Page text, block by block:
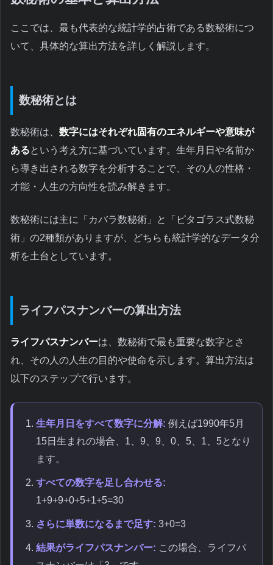
ここでは、最も代表的な統計学的占術である数秘術につ
いて、具体的な算出方法を詳しく解説します。
数秘術とは
数秘術は、 数字にはそれぞれ固有のエネルギーや意味が
あるという考え方に基づいています。生年月日や名前か
ら導き出される数字を分析することで、その人の性格・
才能・人生の方向性を読み解きます。
数秘術には主に「カバラ数秘術」と「ピタゴラス式数秘
術」の2種類がありますが、どちらも統計学的なデータ分
析を土台としています。
ライフパスナンバーの算出方法
ライフパスナンバーは、数秘術で最も重要な数字とさ
れ、その人の人生の目的や使命を示します。算出方法は
以下のステップで行います。
生年月日をすべて数字に分解: 例えば1990年5月
15日生まれの場合、1、9、9、0、5、1、5となり
ます。
すべての数字を足し合わせる:
1+9+9+0+5+1+5=30
さらに単数になるまで足す: 3+0=3
結果がライフパスナンバー: この場合、ライフパ